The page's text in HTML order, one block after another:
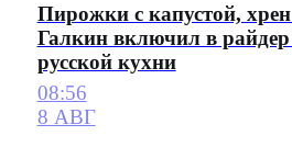
Пирожки с капустой,
Галкин включил в
русской кухни
08:56
8 АВГ